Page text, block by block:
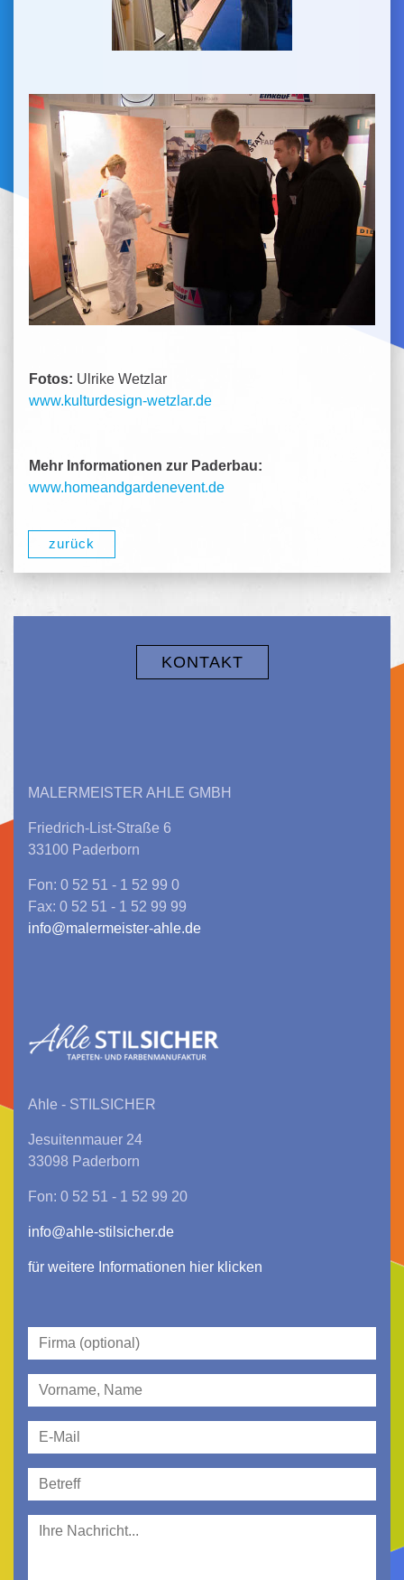
Fotos: Ulrike Wetzlar
www.kulturdesign-wetzlar.de
Mehr Informationen zur Paderbau:
www.homeandgardenevent.de
zurück
KONTAKT
MALERMEISTER AHLE GMBH
Friedrich-List-Straße 6
33100 Paderborn
Fon: 0 52 51 - 1 52 99 0
Fax: 0 52 51 - 1 52 99 99
info@malermeister-ahle.de
Ahle - STILSICHER
Jesuitenmauer 24
33098 Paderborn
Fon: 0 52 51 - 1 52 99 20
info@ahle-stilsicher.de
für weitere Informationen hier klicken